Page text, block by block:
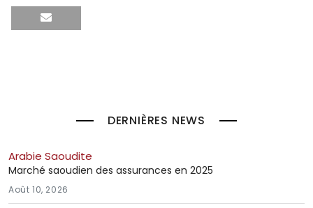
DERNIÈRES NEWS
Arabie Saoudite
Marché saoudien des assurances en 2025
Août 10, 2026